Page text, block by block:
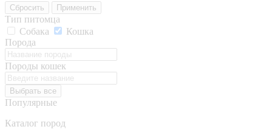
Сбросить Применить
Тип питомца
Собака
Кошка
Порода
Породы кошек
Выбрать все
Популярные
Каталог пород